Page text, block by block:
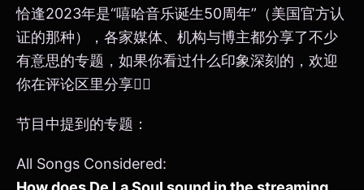
恰逢2023年是“嘻哈音乐诞生50周年”（美国官方认
证的那种），各家媒体、机构与博主都分享了不少
有意思的专题，如果你看过什么印象深刻的，欢迎
你在评论区里分享👂🏻
节目中提到的专题：
All Songs Considered: